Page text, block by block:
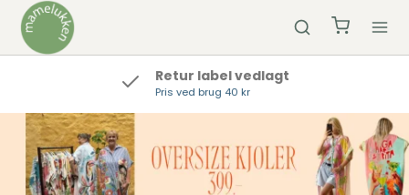
Retur label vedlagt
Pris ved brug 40 kr